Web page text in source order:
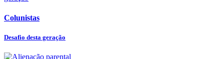
Colunistas
Desafio desta geração